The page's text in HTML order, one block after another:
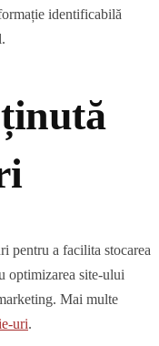
identificabilă
pentru a facilita stocarea
optimizarea site-ului
Mai multe
uri.